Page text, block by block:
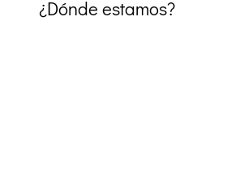
¿Dónde estamos?